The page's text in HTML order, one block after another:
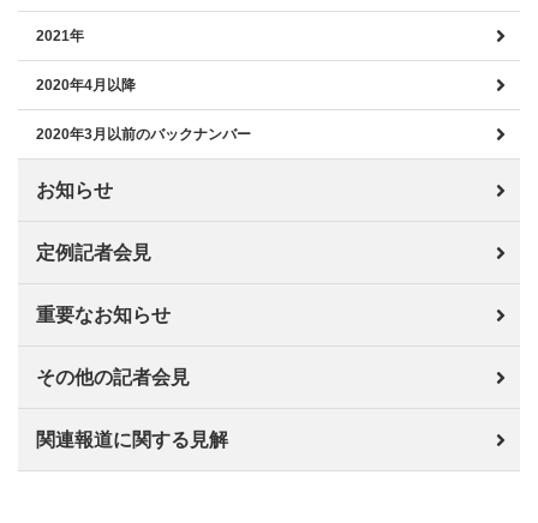
2021年
2020年4月以降
2020年3月以前のバックナンバー
お知らせ
定例記者会見
重要なお知らせ
その他の記者会見
関連報道に関する見解